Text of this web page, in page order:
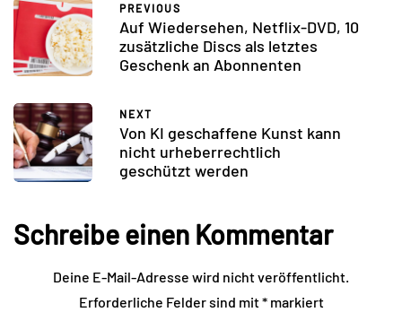
PREVIOUS
Auf Wiedersehen, Netflix-DVD, 10
zusätzliche Discs als letztes
Geschenk an Abonnenten
NEXT
Von KI geschaffene Kunst kann
nicht urheberrechtlich
geschützt werden
Schreibe einen Kommentar
Deine E-Mail-Adresse wird nicht veröffentlicht.
Erforderliche Felder sind mit*markiert